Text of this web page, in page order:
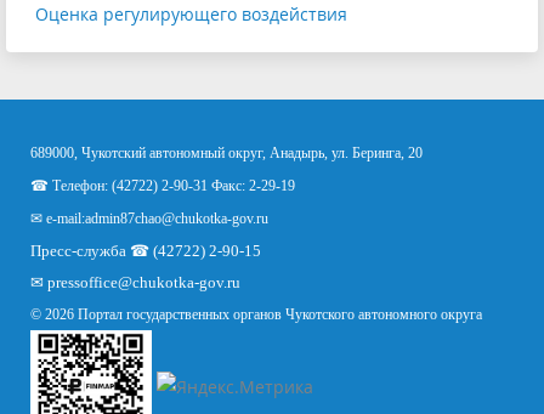
Оценка регулирующего воздействия
689000, Чукотский автономный округ, Анадырь, ул. Беринга, 20
☎ Телефон: (42722) 2-90-31 Факс: 2-29-19
✉ e-mail:admin87chao@chukotka-gov.ru
Пресс-служба ☎ (42722) 2-90-15
✉ pressoffice@chukotka-gov.ru
© 2026 Портал государственных органов Чукотского автономного округа